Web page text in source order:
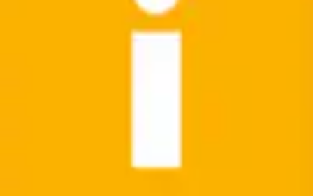
Latzhose »BABY GIRL SKIRT«